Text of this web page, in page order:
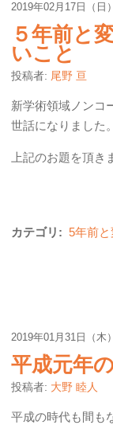
2019年02月17日（日）
５年前と
いこと
投稿者: 尾野 亘
新学術領域ノンコ
世話になりました。
上記のお題を頂き
カテゴリ: 5年前
2019年01月31日（木）
平成元年
投稿者: 大野 睦人
平成の時代も間も